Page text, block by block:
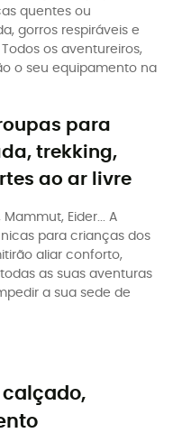
quentes ou
gorros respiráveis e
os aventureiros,
o seu equipamento na
para
trekking,
ao ar livre
Eider... A
para crianças dos
aliar conforto,
as suas aventuras
a sua sede de
calçado,